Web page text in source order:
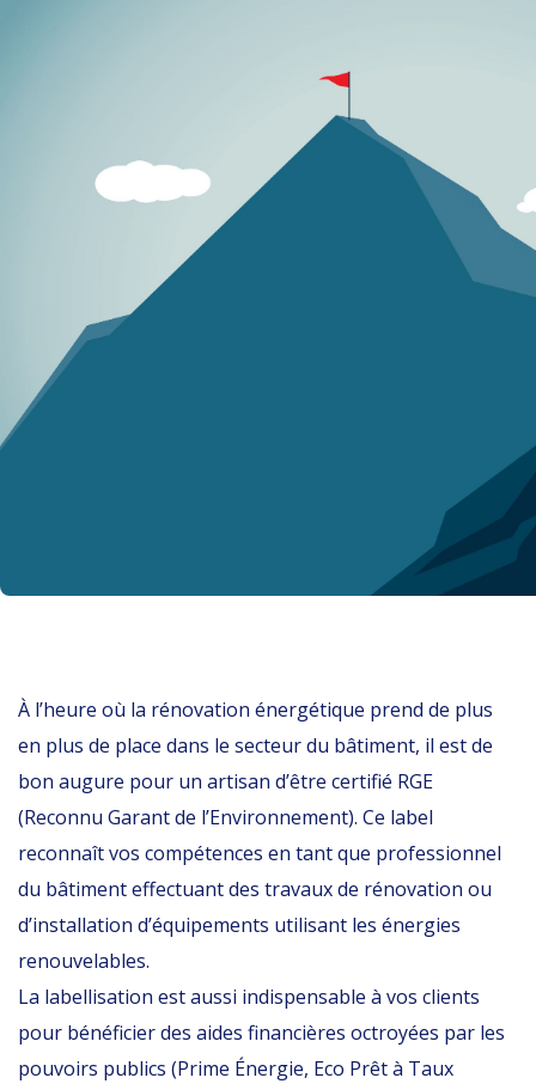
À l’heure où la rénovation énergétique prend de plus
en plus de place dans le secteur du bâtiment, il est de
bon augure pour un artisan d’être certifié RGE
(Reconnu Garant de l’Environnement). Ce label
reconnaît vos compétences en tant que professionnel
du bâtiment effectuant des travaux de rénovation ou
d’installation d’équipements utilisant les énergies
renouvelables.
La labellisation est aussi indispensable à vos clients
pour bénéficier des aides financières octroyées par les
pouvoirs publics (Prime Énergie, Eco Prêt à Taux